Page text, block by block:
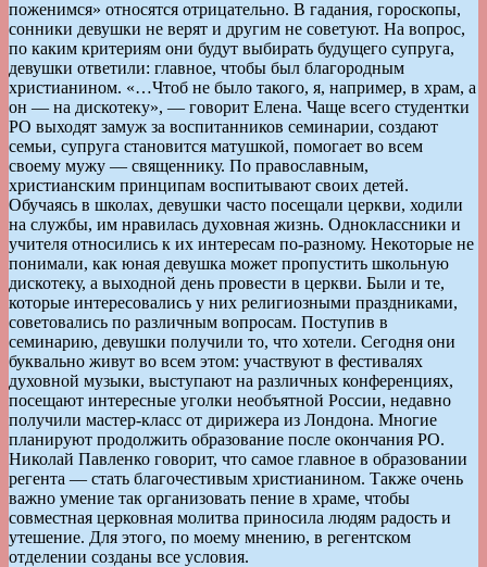
поженимся» относятся отрицательно. В гадания, гороскопы,
сонники девушки не верят и другим не советуют. На вопрос,
по каким критериям они будут выбирать будущего супруга,
девушки ответили: главное, чтобы был благородным
христианином. «…Чтоб не было такого, я, например, в храм, а
он — на дискотеку», — говорит Елена. Чаще всего студентки
РО выходят замуж за воспитанников семинарии, создают
семьи, супруга становится матушкой, помогает во всем
своему мужу — священнику. По православным,
христианским принципам воспитывают своих детей.
Обучаясь в школах, девушки часто посещали церкви, ходили
на службы, им нравилась духовная жизнь. Одноклассники и
учителя относились к их интересам по-разному. Некоторые не
понимали, как юная девушка может пропустить школьную
дискотеку, а выходной день провести в церкви. Были и те,
которые интересовались у них религиозными праздниками,
советовались по различным вопросам. Поступив в
семинарию, девушки получили то, что хотели. Сегодня они
буквально живут во всем этом: участвуют в фестивалях
духовной музыки, выступают на различных конференциях,
посещают интересные уголки необъятной России, недавно
получили мастер-класс от дирижера из Лондона. Многие
планируют продолжить образование после окончания РО.
Николай Павленко говорит, что самое главное в образовании
регента — стать благочестивым христианином. Также очень
важно умение так организовать пение в храме, чтобы
совместная церковная молитва приносила людям радость и
утешение. Для этого, по моему мнению, в регентском
отделении созданы все условия.